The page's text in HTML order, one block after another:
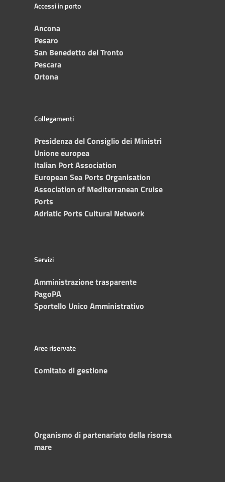
Accessi in porto
Ancona
Pesaro
San Benedetto del Tronto
Pescara
Ortona
Collegamenti
Presidenza del Consiglio dei Ministri
Unione europea
Italian Port Association
European Sea Ports Organisation
Association of Mediterranean Cruise
Ports
Adriatic Ports Cultural Network
Servizi
Amministrazione trasparente
PagoPA
Sportello Unico Amministrativo
Aree riservate
Comitato di gestione
Organismo di partenariato della risorsa
mare